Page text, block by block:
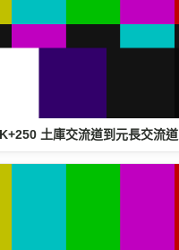
土庫交流道到元長交流道